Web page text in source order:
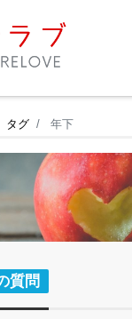
タグ 年下
質問